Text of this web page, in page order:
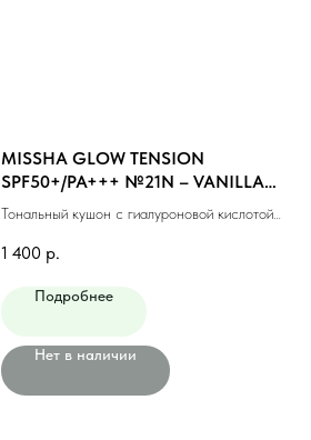
MISSHA GLOW TENSION
SPF50+/PA+++ №21N – VANILLA
(NEUTRAL) (15gr)
Тональный кушон с гиалуроновой кислотой
1 400 р.
Подробнее
Нет в наличии